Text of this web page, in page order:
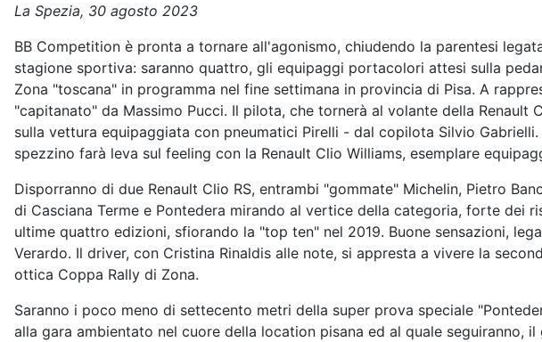
La Spezia, 30 agosto 2023
BB Competition è pronta a tornare all'agonismo, chiudendo la parentesi
stagione sportiva: saranno quattro, gli equipaggi portacolori attesi sulla
Zona "toscana" in programma nel fine settimana in provincia di Pisa. A
"capitanato" da Massimo Pucci. Il pilota, che tornerà al volante della
sulla vettura equipaggiata con pneumatici Pirelli - dal copilota Silvio
spezzino farà leva sul feeling con la Renault Clio Williams, esemplare
Disporranno di due Renault Clio RS, entrambi "gommate" Michelin, Pietro
di Casciana Terme e Pontedera mirando al vertice della categoria, forte dei
ultime quattro edizioni, sfiorando la "top ten" nel 2019. Buone sensazioni,
Verardo. Il driver, con Cristina Rinaldis alle note, si appresta a vivere la
ottica Coppa Rally di Zona.
Saranno i poco meno di settecento metri della super prova speciale
alla gara ambientato nel cuore della location pisana ed al quale seguiranno,